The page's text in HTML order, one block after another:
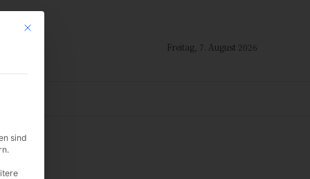
Freitag, 7. August 2026
Mit diesem Button wird der Dialog geschlossen. Seine Funktionalität ist
sind